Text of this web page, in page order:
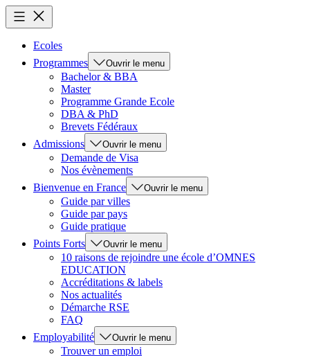
Ecoles
Programmes
Ouvrir le menu
Bachelor & BBA
Master
Programme Grande Ecole
DBA & PhD
Brevets Fédéraux
Admissions
Ouvrir le menu
Demande de Visa
Nos évènements
Bienvenue en France
Ouvrir le menu
Guide par villes
Guide par pays
Guide pratique
Points Forts
Ouvrir le menu
10 raisons de rejoindre une école d’OMNES
EDUCATION
Accréditations & labels
Nos actualités
Démarche RSE
FAQ
Employabilité
Ouvrir le menu
Trouver un emploi